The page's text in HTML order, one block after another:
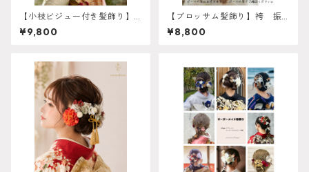
【小枝ビジュー付き髪飾り】
成人式 卒業式に映えるリボ
ンヘア カチモリヘア タイ
¥9,800
【ブロッサム髪飾り】袴 振
袖 成人式 ヘアドレス ヘ
アパーツ プリザーブドフラ
¥8,800